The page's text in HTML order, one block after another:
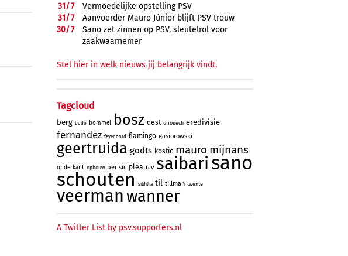
31/7
Vermoedelijke opstelling PSV
31/7
Aanvoerder Mauro Júnior blijft PSV trouw
30/7
Sano zet zinnen op PSV, sleutelrol voor
zaakwaarnemer
Stel hier in welk nieuws jij belangrijk vindt.
Tagcloud
berg bodo bommel bosz dest driouech eredivisie
fernandez feyenoord flamingo gasiorowski
geertruida godts kostic mauro mijnans
onderkant opbouw perisic plea rcv saibari sano
schouten sildillia til tillman twente
veermanwanner
A Twitter List by psv.supporters.nl